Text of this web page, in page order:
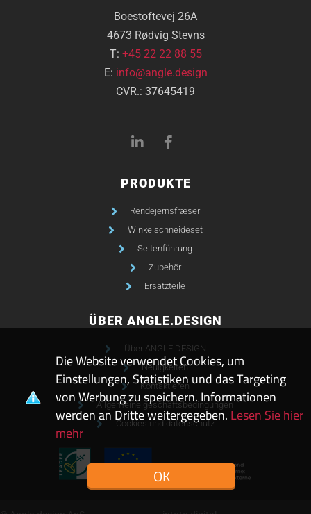
Boestoftevej 26A
4673 Rødvig Stevns
T: +45 22 22 88 55
E: info@angle.design
CVR.: 37645419
PRODUKTE
Rendejernsfræser
Winkelschneideset
Seitenführung
Zubehör
Ersatzteile
ÜBER ANGLE.DESIGN
Über ANGLE.DESIGN
Neuigkeiten
Kontaktieren
Allgemeine geschäftsbedingungen
Cookies und datenschutz
Die Website verwendet Cookies, um
Einstellungen, Statistiken und das Targeting
von Werbung zu speichern. Informationen
werden an Dritte weitergegeben.Lesen Sie hier
mehr
OK